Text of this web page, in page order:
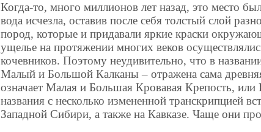
Когда-то, много миллионов лет назад, это место
вода исчезла, оставив после себя толстый слой
пород, которые и придавали яркие краски
ущелье на протяжении многих веков
кочевников. Поэтому неудивительно, что в
Малый и Большой Калканы – отражена сама
означает Малая и Большая Кровавая Крепость,
названия с несколько измененной транскрипцией
Западной Сибири, а также на Кавказе. Чаще они